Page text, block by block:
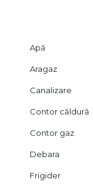
Apă
Aragaz
Canalizare
Contor căldură
Contor gaz
Debara
Frigider